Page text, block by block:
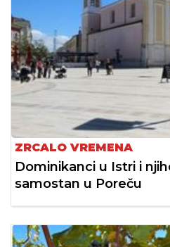
ZRCALO VREMENA
Dominikanci u Istri i
samostan u Poreču